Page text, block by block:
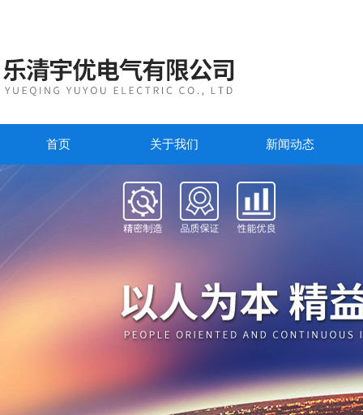
首页 关于我们 新闻动态